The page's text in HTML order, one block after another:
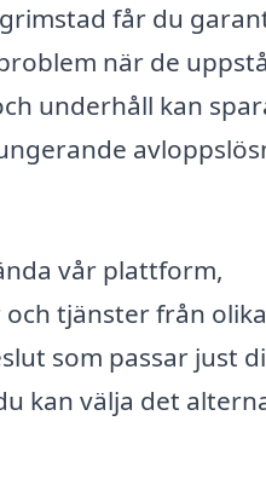
får du
när de
underhåll kan
vår plattform,
tjänster från olika
som passar just
kan välja det